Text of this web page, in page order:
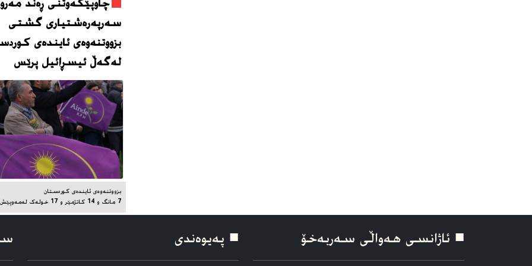
سەرپەرەشتیاری گشتی
بزووتنەوەی ئایندەی
لەگەڵ ئیسڕائیل پرێس
بزووتنەوەی ئایندەی کوردستان
7 مانگ و 14 کاتژمێر و 17 خوله‌ک له‌مه‌وپێش‌
■ ئاژانسی هه‌واڵی سه‌ربه‌خۆ ■ په‌یوه‌ندی